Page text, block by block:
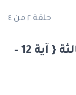
حلقة ٢ من ٤
تدبر سورة لقمان: الحلقة الثالثة { آية 12 -